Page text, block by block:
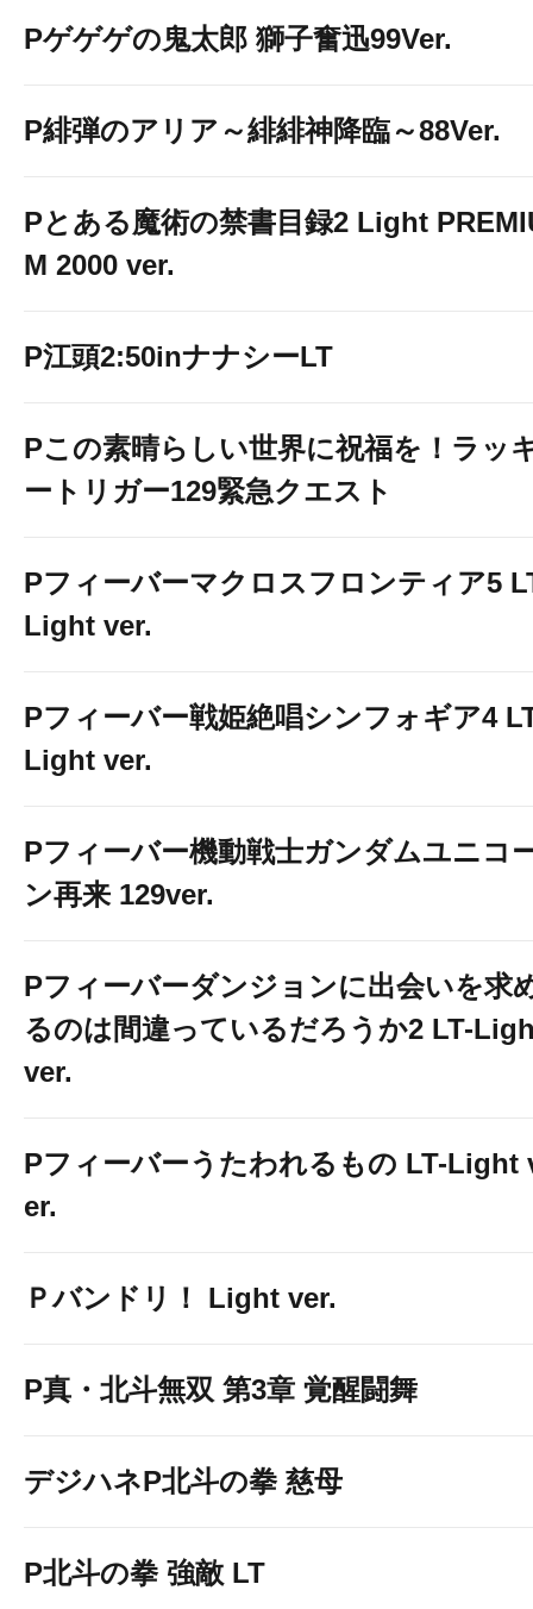
スマスロコーナ
パワーアップ
Pゲゲゲの鬼太郎 獅子奮迅99Ver.
P緋弾のアリア～緋緋神降臨～88Ver.
Pとある魔術の禁書目録2 Light
M 2000 ver.
P江頭2:50inナナシーLT
Pこの素晴らしい世界に祝福を！ラッ
ートリガー129緊急クエスト
Pフィーバーマクロスフロンティア5
Light ver.
Pフィーバー戦姫絶唱シンフォギア4
Light ver.
Pフィーバー機動戦士ガンダムユニコ
ン再来 129ver.
Pフィーバーダンジョンに出会いを求
るのは間違っているだろうか2 LT-
ver.
Pフィーバーうたわれるもの LT-Light
er.
Ｐバンドリ！ Light ver.
P真・北斗無双 第3章 覚醒闘舞
デジハネP北斗の拳 慈母
P北斗の拳 強敵 LT